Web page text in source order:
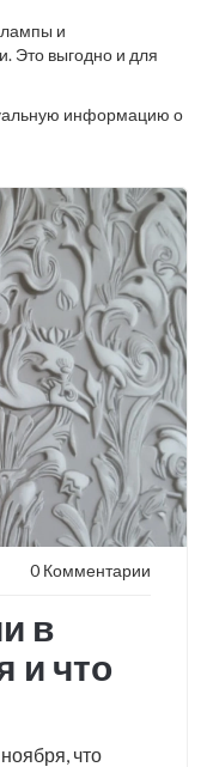
лампы и
Это выгодно и для
информацию о
0 Комментарии
в
и что
что